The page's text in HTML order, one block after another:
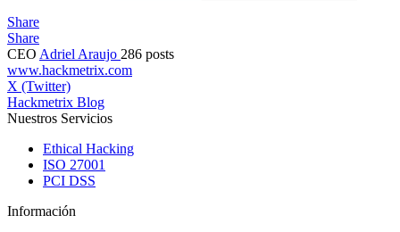
Share
Share
CEO Adriel Araujo 286 posts
www.hackmetrix.com
X (Twitter)
Hackmetrix Blog
Nuestros Servicios
Ethical Hacking
ISO 27001
PCI DSS
Información